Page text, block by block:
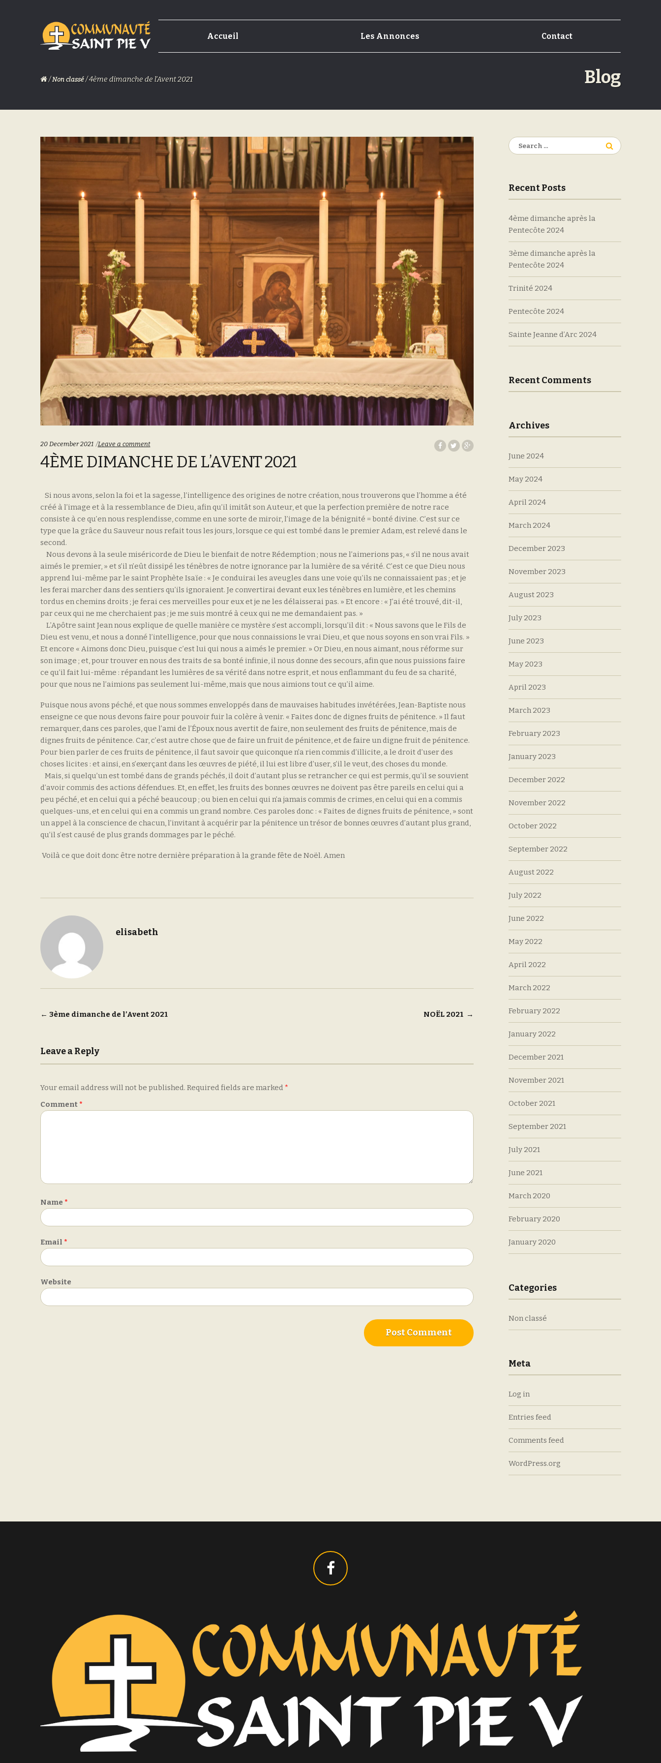
Skip
to
navigation
Skip
to
content
Accueil Les Annonces Contact
/Non classé/ 4ème dimanche de l’Avent 2021 Blog
20 December 2021 Leave a comment
4ÈME DIMANCHE DE L’AVENT 2021
Si nous avons, selon la foi et la sagesse, l’intelligence des origines de notre création, nous trouverons que l’homme a été
créé à l’image et à la ressemblance de Dieu, afin qu’il imitât son Auteur, et que la perfection première de notre race
consiste à ce qu’en nous resplendisse, comme en une sorte de miroir, l’image de la bénignité = bonté divine. C’est sur ce
type que la grâce du Sauveur nous refait tous les jours, lorsque ce qui est tombé dans le premier Adam, est relevé dans le
second.
Nous devons à la seule miséricorde de Dieu le bienfait de notre Rédemption ; nous ne l’aimerions pas, « s’il ne nous avait
aimés le premier, » et s’il n’eût dissipé les ténèbres de notre ignorance par la lumière de sa vérité. C’est ce que Dieu nous
apprend lui-même par le saint Prophète Isaïe : « Je conduirai les aveugles dans une voie qu’ils ne connaissaient pas ; et je
les ferai marcher dans des sentiers qu’ils ignoraient. Je convertirai devant eux les ténèbres en lumière, et les chemins
tordus en chemins droits ; je ferai ces merveilles pour eux et je ne les délaisserai pas. » Et encore : « J’ai été trouvé, dit-il,
par ceux qui ne me cherchaient pas ; je me suis montré à ceux qui ne me demandaient pas. »
L’Apôtre saint Jean nous explique de quelle manière ce mystère s’est accompli, lorsqu’il dit : « Nous savons que le Fils de
Dieu est venu, et nous a donné l’intelligence, pour que nous connaissions le vrai Dieu, et que nous soyons en son vrai Fils. »
Et encore « Aimons donc Dieu, puisque c’est lui qui nous a aimés le premier. » Or Dieu, en nous aimant, nous réforme sur
son image ; et, pour trouver en nous des traits de sa bonté infinie, il nous donne des secours, afin que nous puissions faire
ce qu’il fait lui-même : répandant les lumières de sa vérité dans notre esprit, et nous enflammant du feu de sa charité,
pour que nous ne l’aimions pas seulement lui-même, mais que nous aimions tout ce qu’il aime.
Puisque nous avons péché, et que nous sommes enveloppés dans de mauvaises habitudes invétérées, Jean-Baptiste nous
enseigne ce que nous devons faire pour pouvoir fuir la colère à venir. « Faites donc de dignes fruits de pénitence. » Il faut
remarquer, dans ces paroles, que l’ami de l’Époux nous avertit de faire, non seulement des fruits de pénitence, mais de
dignes fruits de pénitence. Car, c’est autre chose que de faire un fruit de pénitence, et de faire un digne fruit de pénitence.
Pour bien parler de ces fruits de pénitence, il faut savoir que quiconque n’a rien commis d’illicite, a le droit d’user des
choses licites : et ainsi, en s’exerçant dans les œuvres de piété, il lui est libre d’user, s’il le veut, des choses du monde.
Mais, si quelqu’un est tombé dans de grands péchés, il doit d’autant plus se retrancher ce qui est permis, qu’il se souvient
d’avoir commis des actions défendues. Et, en effet, les fruits des bonnes œuvres ne doivent pas être pareils en celui qui a
peu péché, et en celui qui a péché beaucoup ; ou bien en celui qui n’a jamais commis de crimes, en celui qui en a commis
quelques-uns, et en celui qui en a commis un grand nombre. Ces paroles donc : « Faites de dignes fruits de pénitence, » sont
un appel à la conscience de chacun, l’invitant à acquérir par la pénitence un trésor de bonnes œuvres d’autant plus grand,
qu’il s’est causé de plus grands dommages par le péché.
Voilà ce que doit donc être notre dernière préparation à la grande fête de Noël. Amen
elisabeth
Post
← 3ème dimanche de l’Avent 2021 NOËL 2021 →
Leave a Reply
Your email address will not be published. Required fields are marked *
Comment *
Name *
Email *
Website
Search
for:
Recent Posts
4ème dimanche après la
Pentecôte 2024
3ème dimanche après la
Pentecôte 2024
Trinité 2024
Pentecôte 2024
Sainte Jeanne d’Arc 2024
Recent Comments
Archives
June 2024
May 2024
April 2024
March 2024
December 2023
November 2023
August 2023
July 2023
June 2023
May 2023
April 2023
March 2023
February 2023
January 2023
December 2022
November 2022
October 2022
September 2022
August 2022
July 2022
June 2022
May 2022
April 2022
March 2022
February 2022
January 2022
December 2021
November 2021
October 2021
September 2021
July 2021
June 2021
March 2020
February 2020
January 2020
Categories
Non classé
Meta
Log in
Entries feed
Comments feed
WordPress.org